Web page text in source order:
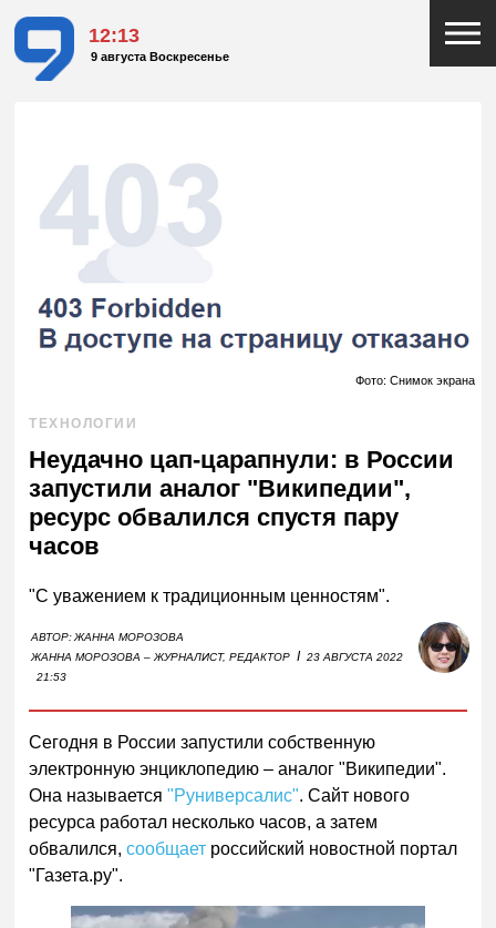
12:13
9 августа Воскресенье
Фото: Снимок экрана
ТЕХНОЛОГИИ
Неудачно цап-царапнули: в России
запустили аналог "Википедии",
ресурс обвалился спустя пару
часов
"С уважением к традиционным ценностям".
АВТОР:ЖАННА МОРОЗОВА
ЖАННА МОРОЗОВА – ЖУРНАЛИСТ, РЕДАКТОР I 23 АВГУСТА 2022
21:53
Сегодня в России запустили собственную
электронную энциклопедию – аналог "Википедии".
Она называется"Руниверсалис". Сайт нового
ресурса работал несколько часов, а затем
обвалился,сообщает российский новостной портал
"Газета.ру".